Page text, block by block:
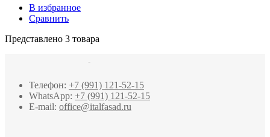
В избранное
Сравнить
Представлено 3 товара
Телефон: +7 (991) 121-52-15
WhatsApp: +7 (991) 121-52-15
E-mail: office@italfasad.ru